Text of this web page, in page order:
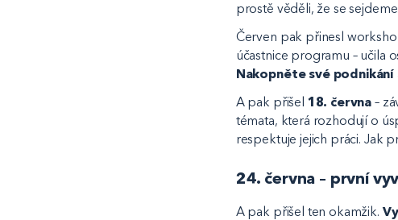
prostě věděli, že se sejdeme.
Červen pak přinesl
účastnice programu – učila
Nakopněte své podnikání
A pak přišel 18. června –
témata, která rozhodují o
respektuje jejich práci. Jak
24. června – první
A pak přišel ten okamžik.